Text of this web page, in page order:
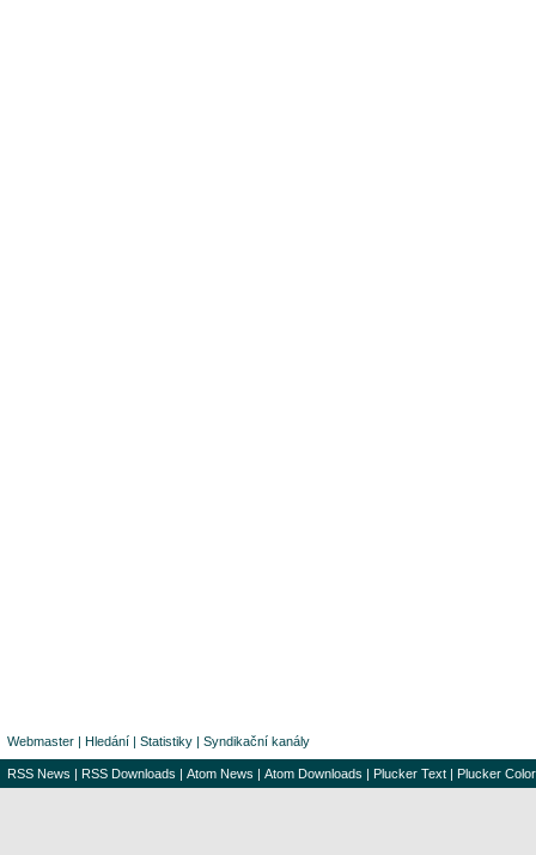
Webmaster | Hledání | Statistiky | Syndikační kanály
RSS News | RSS Downloads | Atom News | Atom Downloads | Plucker Text | Plucker Color